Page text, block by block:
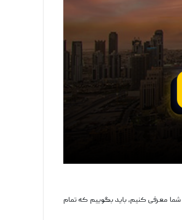
معرفی کنیم، باید بگوییم که تمام